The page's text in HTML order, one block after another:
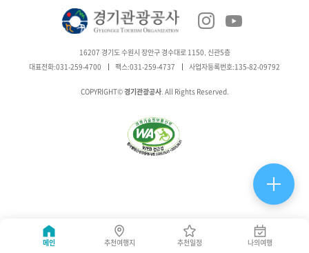
메인 추천여행지 추천일정 나의여행
16207 경기도 수원시 장안구 경수대로 1150, 신관5층
대표전화:031-259-4700 팩스:031-259-4737 사업자등록번호:135-82-09792
COPYRIGHT© 경기관광공사. All Rights Reserved.